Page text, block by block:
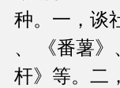
种。一，谈
、 《番薯
杆》等。二